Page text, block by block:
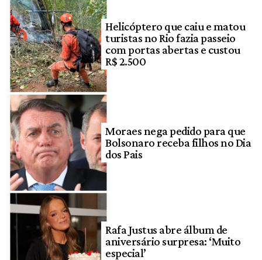
Helicóptero que caiu e matou
turistas no Rio fazia passeio
com portas abertas e custou
R$ 2.500
Moraes nega pedido para que
Bolsonaro receba filhos no Dia
dos Pais
Rafa Justus abre álbum de
aniversário surpresa: ‘Muito
especial’